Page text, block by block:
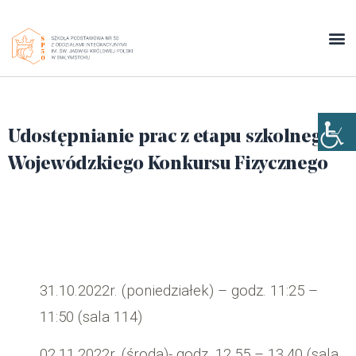
Udostępnianie prac z etapu szkolnego
Wojewódzkiego Konkursu Fizycznego
31.10.2022r. (poniedziałek) – godz. 11:25 –
11:50 (sala 114)